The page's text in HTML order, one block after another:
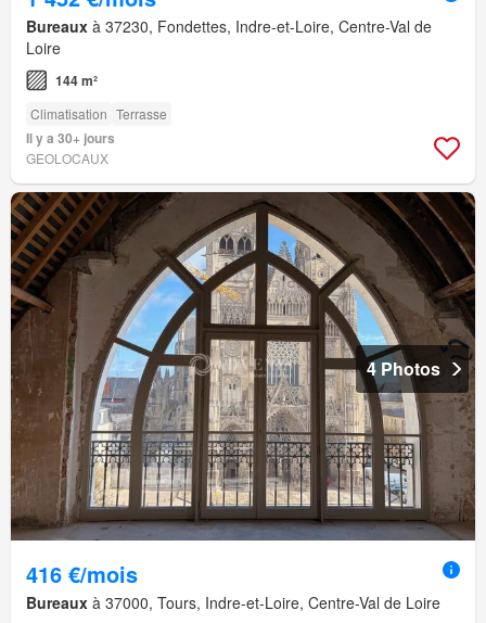
Bureaux à 37230, Fondettes, Indre-et-Loire, Centre-Val de
Loire
144 m²
Climatisation Terrasse
Il y a 30+ jours
GEOLOCAUX
4 Photos
416 €/mois
Bureaux à 37000, Tours, Indre-et-Loire, Centre-Val de Loire